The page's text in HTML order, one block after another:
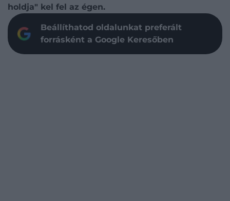
holdja" kel fel az égen.
Beállíthatod oldalunkat preferált
forrásként a Google Keresőben